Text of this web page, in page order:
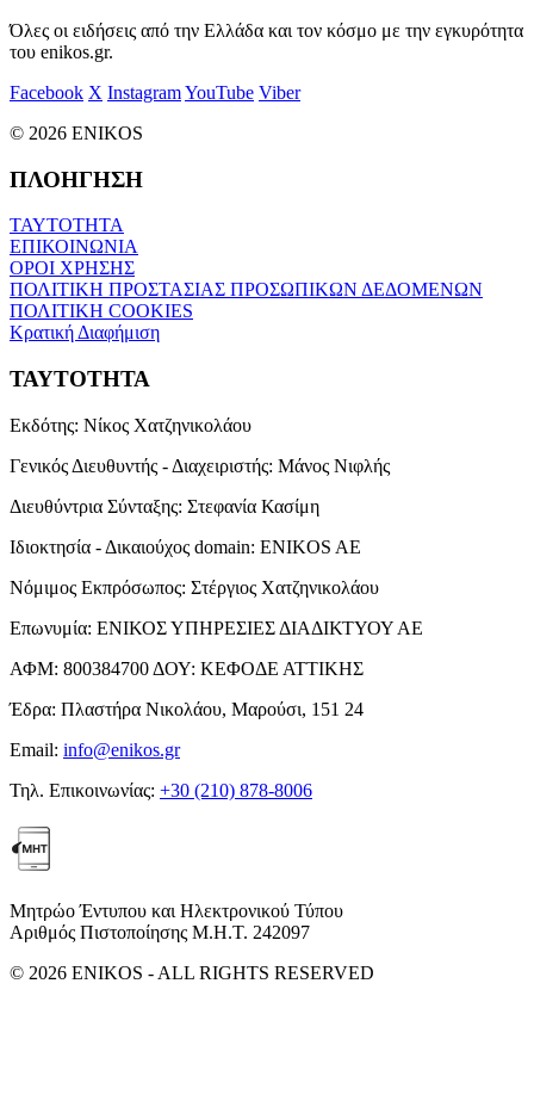
Όλες οι ειδήσεις από την Ελλάδα και τον κόσμο με την εγκυρότητα
του enikos.gr.
Facebook X InstagramYouTube Viber
© 2026 ENIKOS
ΠΛΟΗΓΗΣΗ
ΤΑΥΤΟΤΗΤΑ
ΕΠΙΚΟΙΝΩΝΙΑ
ΟΡΟΙ ΧΡΗΣΗΣ
ΠΟΛΙΤΙΚΗ ΠΡΟΣΤΑΣΙΑΣ ΠΡΟΣΩΠΙΚΩΝ ΔΕΔΟΜΕΝΩΝ
ΠΟΛΙΤΙΚΗ COOKIES
Κρατική Διαφήμιση
ΤΑΥΤΟΤΗΤΑ
Εκδότης: Νίκος Χατζηνικολάου
Γενικός Διευθυντής - Διαχειριστής: Μάνος Νιφλής
Διευθύντρια Σύνταξης: Στεφανία Κασίμη
Ιδιοκτησία - Δικαιούχος domain: ENIKOS AE
Νόμιμος Εκπρόσωπος: Στέργιος Χατζηνικολάου
Επωνυμία: ΕΝΙΚΟΣ ΥΠΗΡΕΣΙΕΣ ΔΙΑΔΙΚΤΥΟΥ ΑΕ
ΑΦΜ: 800384700 ΔΟΥ: ΚΕΦΟΔΕ ΑΤΤΙΚΗΣ
Έδρα: Πλαστήρα Νικολάου, Μαρούσι, 151 24
Email: info@enikos.gr
Τηλ. Επικοινωνίας: +30 (210) 878-8006
Μητρώο Έντυπου και Ηλεκτρονικού Τύπου
Αριθμός Πιστοποίησης Μ.Η.Τ. 242097
© 2026 ENIKOS - ALL RIGHTS RESERVED